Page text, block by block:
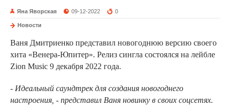
Яна Яворская 09-12-2022 0
Новости
Ваня Дмитриенко представил новогоднюю версию своего
хита «Венера-Юпитер». Релиз сингла состоялся на лейбле
Zion Music 9 декабря 2022 года.
- Идеальный саундтрек для создания новогоднего
настроения, - представил Ваня новинку в своих соцсетях.